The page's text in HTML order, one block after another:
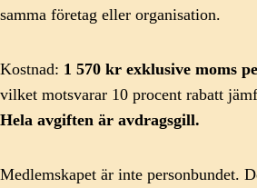
samma företag eller organisation.
Kostnad: 1 570 kr exklusive moms
vilket motsvarar 10 procent rabatt
Hela avgiften är avdragsgill.
Medlemskapet är inte personbundet.